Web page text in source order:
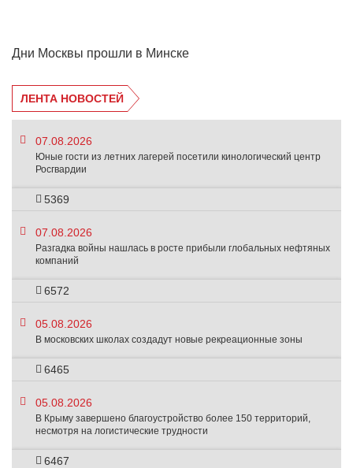
Дни Москвы прошли в Минске
ЛЕНТА НОВОСТЕЙ
07.08.2026
Юные гости из летних лагерей посетили кинологический центр
Росгвардии
5369
07.08.2026
Разгадка войны нашлась в росте прибыли глобальных нефтяных
компаний
6572
05.08.2026
В московских школах создадут новые рекреационные зоны
6465
05.08.2026
В Крыму завершено благоустройство более 150 территорий,
несмотря на логистические трудности
6467